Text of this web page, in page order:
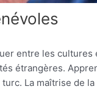
entre les
étrangères.
La maîtrise de